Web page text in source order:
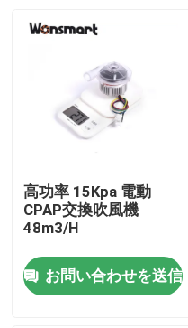
高功率 15Kpa 電動
CPAP交換吹風機
48m3/H
お問い合わせを送信